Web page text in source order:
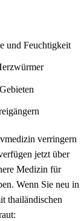
und Feuchtigkeit
verringern
jetzt über
Medizin für
Wenn Sie neu in
thailändischen